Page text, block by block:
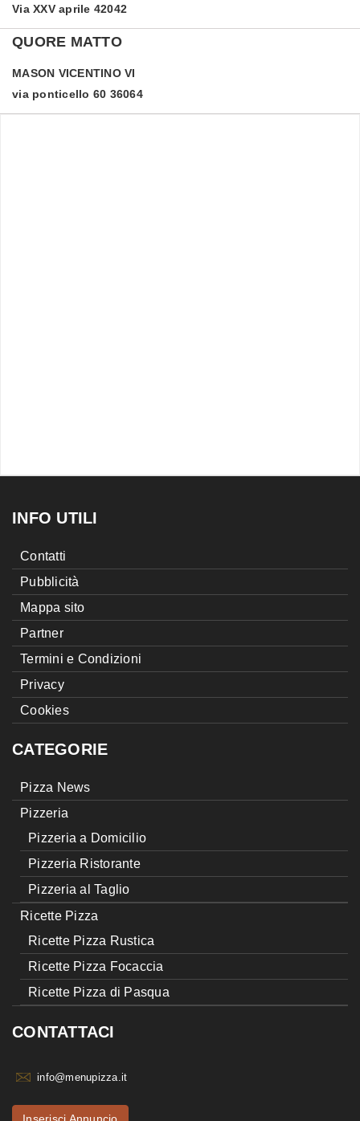
Via XXV aprile 42042
QUORE MATTO
MASON VICENTINO VI
via ponticello 60 36064
INFO UTILI
Contatti
Pubblicità
Mappa sito
Partner
Termini e Condizioni
Privacy
Cookies
CATEGORIE
Pizza News
Pizzeria
Pizzeria a Domicilio
Pizzeria Ristorante
Pizzeria al Taglio
Ricette Pizza
Ricette Pizza Rustica
Ricette Pizza Focaccia
Ricette Pizza di Pasqua
CONTATTACI
info@menupizza.it
Inserisci Annuncio